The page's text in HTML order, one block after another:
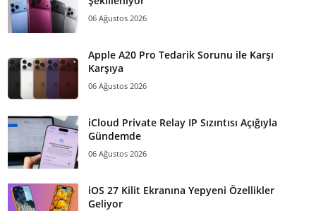
06 Ağustos 2026
Apple A20 Pro Tedarik Sorunu ile Karşı
Karşıya
06 Ağustos 2026
iCloud Private Relay IP Sızıntısı Açığıyla
Gündemde
06 Ağustos 2026
iOS 27 Kilit Ekranına Yepyeni Özellikler
Geliyor